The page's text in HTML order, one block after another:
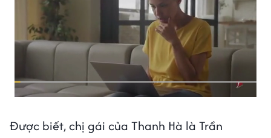
Được biết, chị gái của Thanh Hà là Trần